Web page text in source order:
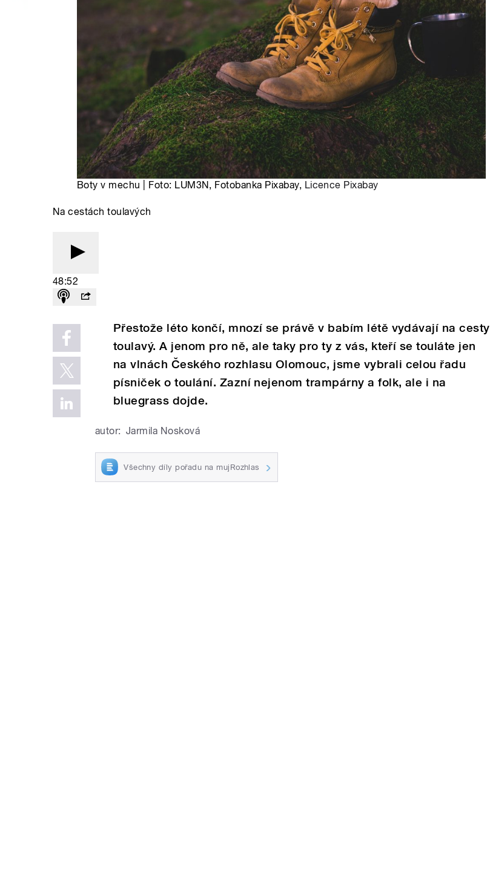
Boty v mechu | Foto: LUM3N, Fotobanka Pixabay, Licence Pixabay
Na cestách toulavých
48:52
Přestože léto končí, mnozí se právě v babím létě vydávají na cesty
toulavý. A jenom pro ně, ale taky pro ty z vás, kteří se touláte jen
na vlnách Českého rozhlasu Olomouc, jsme vybrali celou řadu
písniček o toulání. Zazní nejenom trampárny a folk, ale i na
bluegrass dojde.
autor: Jarmila Nosková
Všechny díly pořadu na mujRozhlas